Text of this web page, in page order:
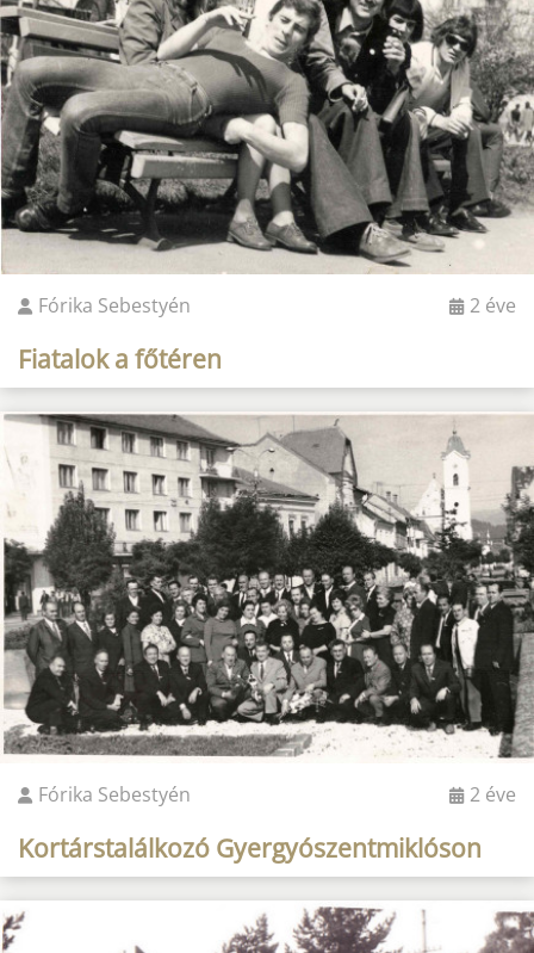
Fórika Sebestyén 2 éve
Fiatalok a főtéren
Fórika Sebestyén 2 éve
Kortárstalálkozó Gyergyószentmiklóson